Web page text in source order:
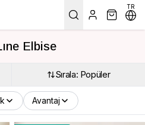
TR
Elbise
Sırala: Popüler
Avantaj